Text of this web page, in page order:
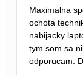
Maximalna
ochota
nabijacky
tym som sa
odporucam.